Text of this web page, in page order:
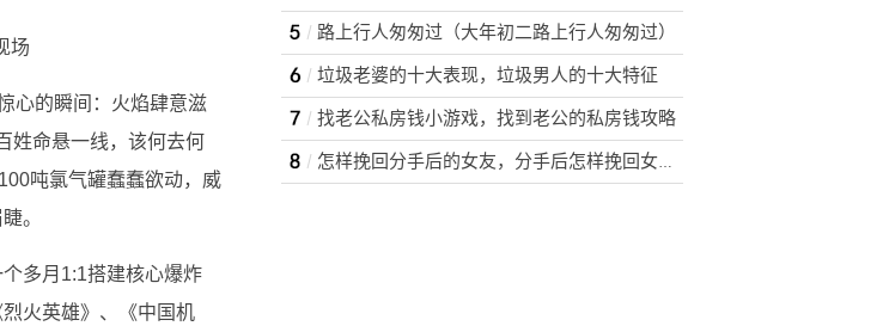
场
心的瞬间：火焰肆意滋
姓命悬一线，该何去何
吨氯气罐蠢蠢欲动，威
。
多月1:1搭建核心爆炸
火英雄》、《中国机
路上行人匆匆过（大年初二路上行人匆匆过）
垃圾老婆的十大表现，垃圾男人的十大特征
找老公私房钱小游戏，找到老公的私房钱攻略
怎样挽回分手后的女友，分手后怎样挽回女朋友